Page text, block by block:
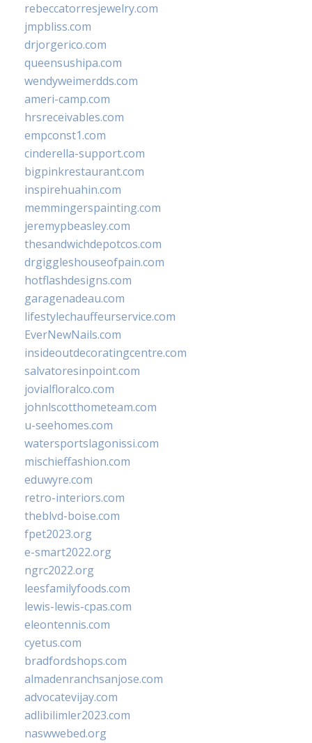
rebeccatorresjewelry.com
jmpbliss.com
drjorgerico.com
queensushipa.com
wendyweimerdds.com
ameri-camp.com
hrsreceivables.com
empconst1.com
cinderella-support.com
bigpinkrestaurant.com
inspirehuahin.com
memmingerspainting.com
jeremypbeasley.com
thesandwichdepotcos.com
drgiggleshouseofpain.com
hotflashdesigns.com
garagenadeau.com
lifestylechauffeurservice.com
EverNewNails.com
insideoutdecoratingcentre.com
salvatoresinpoint.com
jovialfloralco.com
johnlscotthometeam.com
u-seehomes.com
watersportslagonissi.com
mischieffashion.com
eduwyre.com
retro-interiors.com
theblvd-boise.com
fpet2023.org
e-smart2022.org
ngrc2022.org
leesfamilyfoods.com
lewis-lewis-cpas.com
eleontennis.com
cyetus.com
bradfordshops.com
almadenranchsanjose.com
advocatevijay.com
adlibilimler2023.com
naswwebed.org